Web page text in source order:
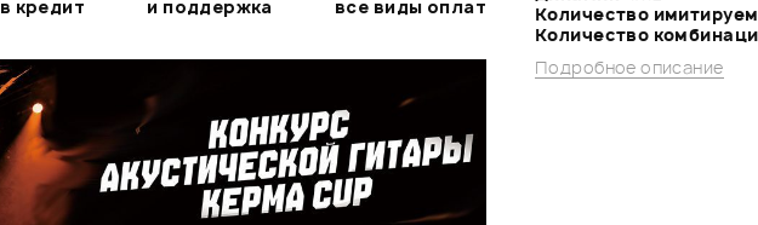
Количество
Количество
Подробное описание
в кредит
и поддержка
все виды оплат